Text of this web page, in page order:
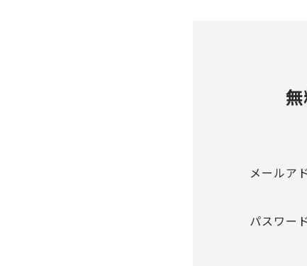
メールア
パスワード